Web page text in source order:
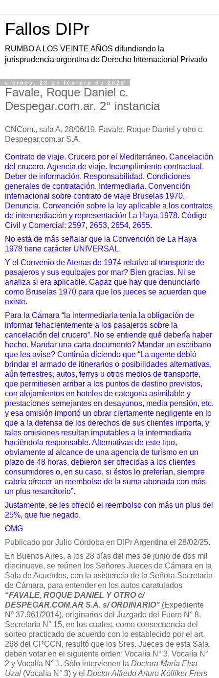
Fallos DIPr
RUMBO A LOS VEINTE AÑOS difundiendo la
jurisprudencia argentina de Derecho Internacional Privado
viernes, 28 de febrero de 2025
Favale, Roque Daniel c.
Despegar.com.ar. 2° instancia
CNCom., sala A, 28/06/19, Favale, Roque Daniel y otro c.
Despegar.com.ar S.A.
Contrato de viaje. Crucero por el Mediterráneo. Cancelación
del crucero. Agencia de viaje. Incumplimiento contractual.
Deber de información. Responsabilidad. Condiciones
generales de contratación. Intermediaria. Convención
internacional sobre contrato de viaje Bruselas 1970.
Denuncia. Convención sobre la ley aplicable a los contratos
de intermediación y representación La Haya 1978. Código
Civil y Comercial: 2597, 2653, 2654, 2655.
No está de más señalar que la Convención de La Haya
1978 tiene carácter UNIVERSAL.
Y el Convenio de Atenas de 1974 relativo al transporte de
pasajeros y sus equipajes por mar? Bien gracias. Ni se
analiza si era aplicable. Capaz que hay que denunciarlo
como Bruselas 1970 para que los jueces se acuerden que
existe.
Para la Cámara “la intermediaria tenía la obligación de
informar fehacientemente a los pasajeros sobre la
cancelación del crucero”. No se entiende qué debería haber
hecho. Mandar una carta documento? Mandar un escribano
que les avise? Continúa diciendo que “La agente debió
brindar el armado de itinerarios o posibilidades alternativas,
aún terrestres, autos, ferrys u otros medios de transporte,
que permitiesen arribar a los puntos de destino previstos,
con alojamientos en hoteles de categoría asimilable y
prestaciones semejantes en desayunos, media pensión, etc.
y esa omisión importó un obrar ciertamente negligente en lo
que a la defensa de los derechos de sus clientes importa, y
tales omisiones resultan imputables a la intermediaria
haciéndola responsable. Alternativas de este tipo,
obviamente al alcance de una agencia de turismo en un
plazo de 48 horas, debieron ser ofrecidas a los clientes
consumidores o, en su caso, si éstos lo preferían, siempre
cabría ofrecer un reembolso de la suma abonada con más
un plus resarcitorio”.
Justamente, se les ofreció el reembolso con más un plus del
25%, que fue negado.
OMG
Publicado por Julio Córdoba en DIPr Argentina el 28/02/25.
En Buenos Aires, a los 28 días del mes de junio de dos mil
diecinueve, se reúnen los Señores Jueces de Cámara en la
Sala de Acuerdos, con la asistencia de la Señora Secretaria
de Cámara, para entender en los autos caratulados
“FAVALE, ROQUE DANIEL Y OTRO c/
DESPEGAR.COM.AR S.A. s/ ORDINARIO” (Expediente
Nº 37.961/2014), originarios del Juzgado del Fuero N° 8,
Secretaría N° 15, en los cuales, como consecuencia del
sorteo practicado de acuerdo con lo establecido por el art.
268 del CPCCN, resultó que los Sres. Jueces de esta Sala
deben votar en el siguiente orden: Vocalía N° 3, Vocalía N°
2 y Vocalía N° 1. Sólo intervienen la Doctora María Elsa
Uzal (Vocalía N° 3) y el Doctor Alfredo Arturo Kölliker Frers